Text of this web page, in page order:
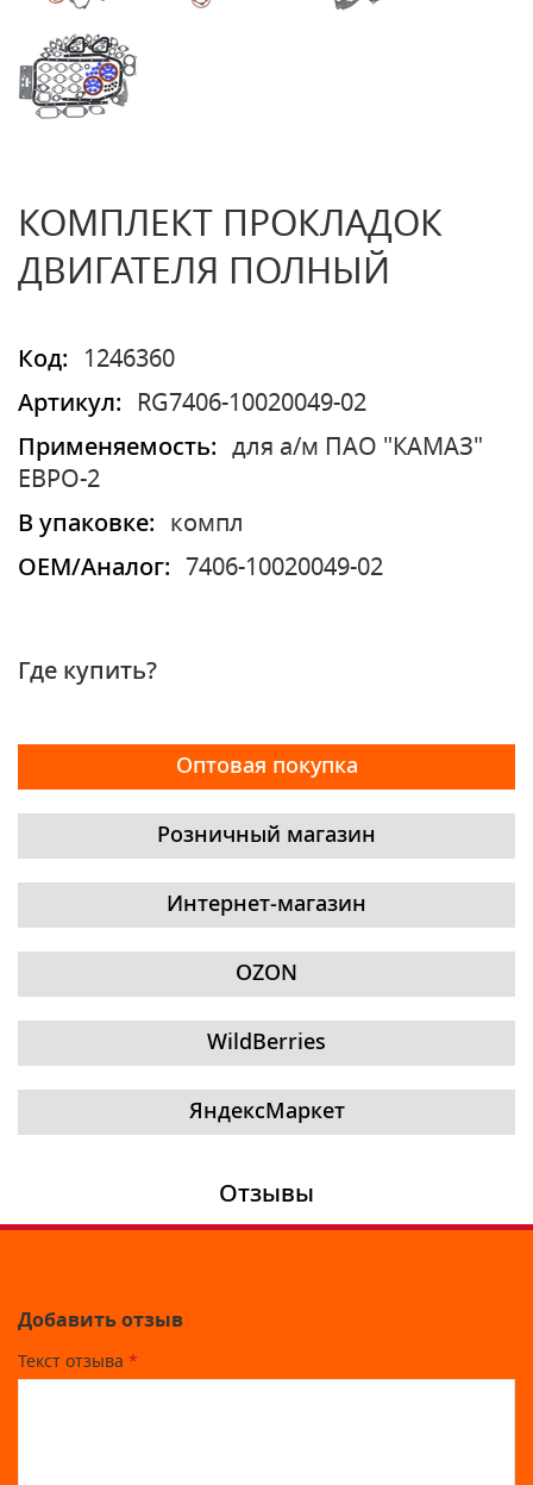
КОМПЛЕКТ ПРОКЛАДОК
ДВИГАТЕЛЯ ПОЛНЫЙ
Код:
1246360
Артикул:
RG7406-10020049-02
Применяемость:
для а/м ПАО "КАМАЗ"
ЕВРО-2
В упаковке:
компл
OEM/Аналог:
7406-10020049-02
Где купить?
Оптовая покупка
Розничный магазин
Интернет-магазин
OZON
WildBerries
ЯндексМаркет
Отзывы
Добавить отзыв
Текст отзыва *